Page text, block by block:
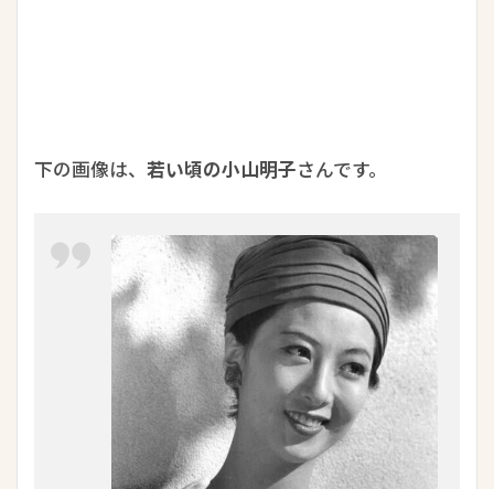
下の画像は、 若い頃の小山明子さんです。